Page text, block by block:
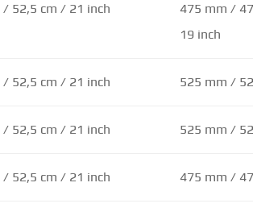
/ 52,5 cm / 21 inch
475 mm /
19 inch
/ 52,5 cm / 21 inch 525 mm /
/ 52,5 cm / 21 inch 525 mm /
/ 52,5 cm / 21 inch 475 mm /